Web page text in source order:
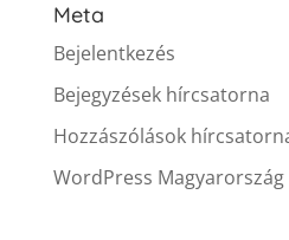
Meta
Bejelentkezés
Bejegyzések hírcsatorna
Hozzászólások
WordPress Magyarország